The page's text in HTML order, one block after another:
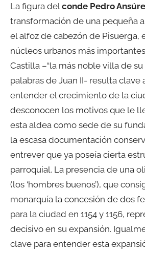
La figura delconde Pedro
transformación de una pequeña
el alfoz de cabezón de Pisuerga,
núcleos urbanos más
Castilla –“la más noble villa de su
palabras de Juan II- resulta clave
entender el crecimiento de la
desconocen los motivos que le
esta aldea como sede de su
la escasa documentación
entrever que ya poseía cierta
parroquial. La presencia de una
(los ‘hombres buenos’), que
monarquía la concesión de dos
para la ciudad en 1154 y 1156,
decisivo en su expansión.
clave para entender esta